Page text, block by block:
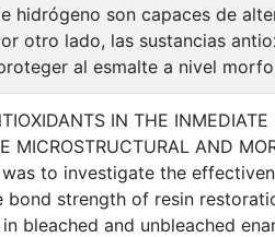
hidrógeno son capaces de
otro lado, las sustancias
al esmalte a nivel
IN THE
MICROSTRUCTURAL AND
to investigate the
strength of resin
bleached and unbleached